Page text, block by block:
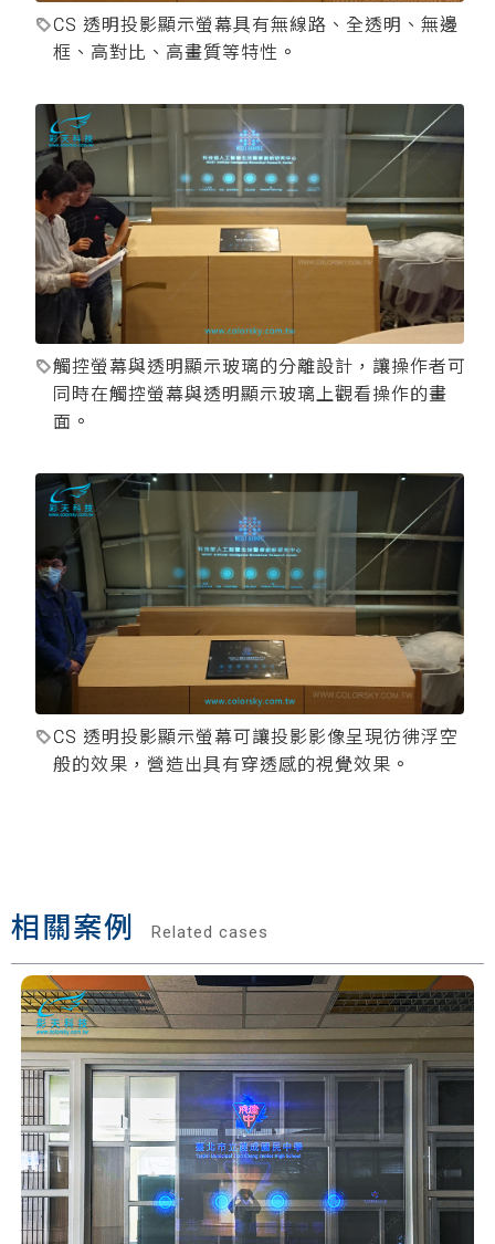
CS 透明投影顯示螢幕具有無線路、全透明、無邊
框、高對比、高畫質等特性。
觸控螢幕與透明顯示玻璃的分離設計，讓操作者可
同時在觸控螢幕與透明顯示玻璃上觀看操作的畫
面。
CS 透明投影顯示螢幕可讓投影影像呈現彷彿浮空
般的效果，營造出具有穿透感的視覺效果。
相關案例 Related cases